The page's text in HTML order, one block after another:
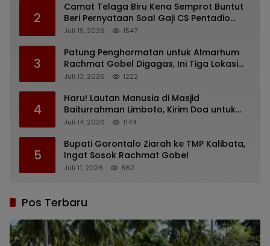
2
Camat Telaga Biru Kena Semprot Buntut
Beri Pernyataan Soal Gaji CS Pentadio
Barat yang Nunggak
Juli 19, 2026 1547
3
Patung Penghormatan untuk Almarhum
Rachmat Gobel Digagas, Ini Tiga Lokasi
yang Diusulkan
Juli 13, 2026 1222
4
Haru! Lautan Manusia di Masjid
Baiturrahman Limboto, Kirim Doa untuk
Almarhum Rachmat Gobel
Juli 14, 2026 1144
5
Bupati Gorontalo Ziarah ke TMP Kalibata,
Ingat Sosok Rachmat Gobel
Juli 11, 2026 862
Pos Terbaru